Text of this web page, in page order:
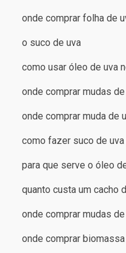
onde comprar folha de
o suco de uva
como usar óleo de uva
onde comprar mudas
onde comprar muda de
como fazer suco de uva
para que serve o óleo
quanto custa um cacho
onde comprar mudas de
onde comprar